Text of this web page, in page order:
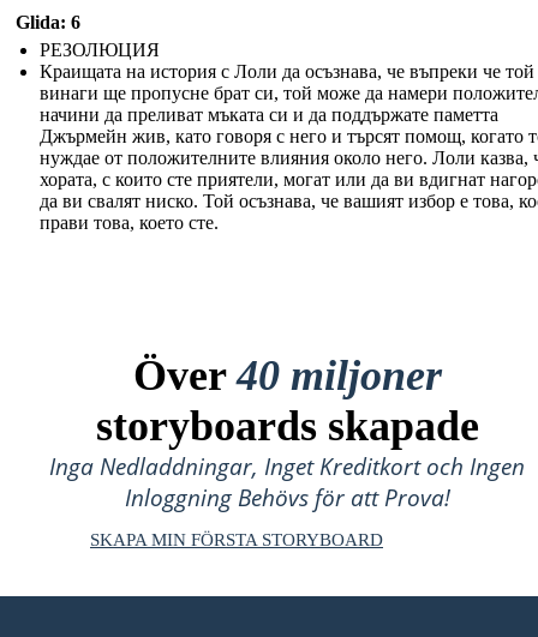
Glida: 6
РЕЗОЛЮЦИЯ
Краищата на история с Лоли да осъзнава, че въпреки че той
винаги ще пропусне брат си, той може да намери
начини да преливат мъката си и да поддържате паметта
Джърмейн жив, като говоря с него и търсят помощ, когато
нуждае от положителните влияния около него. Лоли казва,
хората, с които сте приятели, могат или да ви вдигнат
да ви свалят ниско. Той осъзнава, че вашият избор е това,
прави това, което сте.
Över40 miljoner
storyboards skapade
Inga Nedladdningar, Inget Kreditkort och Ingen
Inloggning Behövs för att Prova!
SKAPA MIN FÖRSTA STORYBOARD